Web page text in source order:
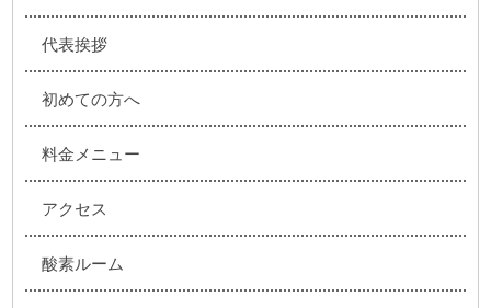
代表挨拶
初めての方へ
料金メニュー
アクセス
酸素ルーム